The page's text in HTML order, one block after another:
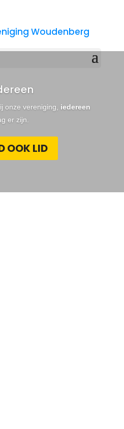
onze vereniging, iedereen
er zijn.
OOK LID